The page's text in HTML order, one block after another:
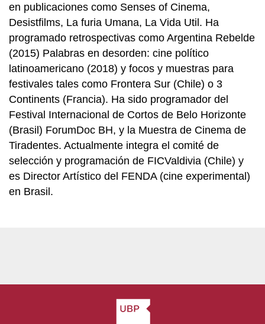
en publicaciones como Senses of Cinema,
Desistfilms, La furia Umana, La Vida Util. Ha
programado retrospectivas como Argentina Rebelde
(2015) Palabras en desorden: cine político
latinoamericano (2018) y focos y muestras para
festivales tales como Frontera Sur (Chile) o 3
Continents (Francia). Ha sido programador del
Festival Internacional de Cortos de Belo Horizonte
(Brasil) ForumDoc BH, y la Muestra de Cinema de
Tiradentes. Actualmente integra el comité de
selección y programación de FICValdivia (Chile) y
es Director Artístico del FENDA (cine experimental)
en Brasil.